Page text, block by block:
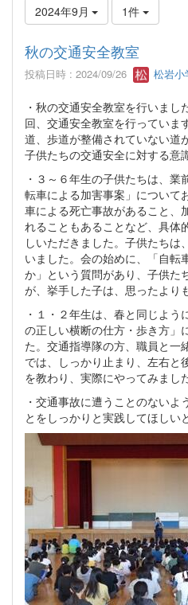
2024年9月 1件
秋の交通安全教室
投稿日時 : 2024/09/26 松岩小
・秋の交通安全教室を行いまし
回、交通安全教室を行っていま
道、歩道が整備されていない道
子供たちの交通安全に対する意
・３～６年生の子供たちは、
転車による加害事案」について
車による死亡事故があること、
れることもあることなど、具体
しいただきました。子供たちは
いました。会の始めに、「自転
か」という質問があり、子供た
が、挙手した子は、思ったより
・１・２年生は、春と同じよ
の正しい横断の仕方・歩き方」
た。交通指導隊の方、職員と一
では、しっかり止まり、左右と
を教わり、実際にやってみました
・交通事故に遭うことのないよ
とをしっかりと実践してほしい